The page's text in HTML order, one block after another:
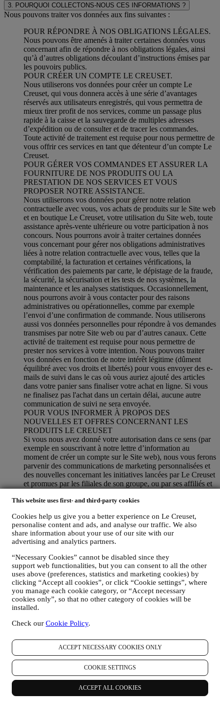
This website uses first- and third-party cookies
Cookies help us give you a better experience on Le Creuset,
personalise content and ads, and analyse our traffic. We also
share information about your use of our site with our
advertising and analytics partners.
“Necessary Cookies” cannot be disabled since they
support web functionalities, but you can consent to all the other
uses above (preferences, statistics and marketing cookies) by
clicking “Accept all cookies”, or click “Cookie settings”, where
you manage each cookie category, or “Accept necessary
cookies only”, so that no other category of cookies will be
installed.
Check our Cookie Policy.
ACCEPT NECESSARY COOKIES ONLY
COOKIE SETTINGS
ACCEPT ALL COOKIES
3. POURQUOI COLLECTONS-NOUS CES INFORMATIONS ?
Nous pouvons traiter vos données aux fins suivantes :
POUR RÉPONDRE À NOS OBLIGATIONS LÉGALES.
Nous pouvons être amenés à traiter certaines données vous
concernant afin de répondre à nos obligations légales, ainsi
qu’à d’autres obligations découlant d’instructions émises par
les pouvoirs publics.
POUR CRÉER UN COMPTE LE CREUSET.
Nous utiliserons vos données pour créer un compte Le
Creuset, qui vous donnera accès à une série d’avantages
réservés aux utilisateurs enregistrés, qui vous permettra de
mieux tirer profit de nos services, comme un passage plus
rapide à la caisse et la sauvegarde de multiples adresses
d’expédition ou de consulter et de tracer les commandes.
Toute activité de traitement est requise pour nous permettre de
vous offrir ces services en tant que détenteur d’un compte Le
Creuset.
POUR GÉRER VOS COMMANDES ET ASSURER LA
FOURNITURE DE NOS PRODUITS OU LA
PRESTATION DE NOS SERVICES ET VOUS
PROPOSER NOTRE ASSISTANCE.
Nous utiliserons vos données pour gérer notre relation
contractuelle avec vous, vos achats de produits sur le Site web
et en boutique Le Creuset, votre utilisation du Site web, toute
assistance après-vente ultérieure ou votre participation à nos
concours. Nous pourrons avoir à traiter certaines données
vous concernant pour gérer nos obligations administratives
liées à notre relation contractuelle avec vous, telles que la
comptabilité, la facturation et certaines vérifications, la
vérification des paiements par carte, le dépistage de la fraude,
la sécurité, la sécurisation et les tests de nos systèmes, la
maintenance et les analyses statistiques. Occasionnellement,
nous pourrons avoir à vous contacter pour des raisons
administratives ou opérationnelles, comme par exemple
l’envoi d’une confirmation de commande. Nous utiliserons
aussi vos données personnelles pour répondre à vos demandes
transmises par notre Site web ou par d’autres canaux. Cette
activité de traitement est requise pour nous permettre de
prester nos services à votre intention. Nous pouvons traiter
vos données en fonction de notre intérêt légitime (dûment
équilibré avec vos droits et libertés) pour vous envoyer des e-
mails de suivi dans le cas où vous auriez ajouté des articles
dans votre panier sans finaliser votre achat en ligne. Si vous
ne finalisez pas l'achat dans un certain délai, aucune autre
communication de suivi ne sera envoyée.
POUR VOUS INFORMER À PROPOS DES
NOUVELLES ET OFFRES CONCERNANT LES
PRODUITS LE CREUSET
Si vous nous avez donné votre autorisation dans ce sens (par
exemple en souscrivant à notre lettre d’information au
moment de créer un compte sur le Site web), nous vous ferons
parvenir des communications de marketing personnalisées et
des nouvelles concernant les initiatives lancées par Le Creuset
et promues par les filiales de son groupe, ou par ses affiliés et
vous contacterons par e-mail, par SMS ou par les réseaux
telles communications seront liées aux produits Le Creuset,
aux ouvertures de nouveaux magasins, aux événements
exclusifs, concours, enquêtes et démonstrations organisés par
Le Creuset ou à des offres spéciales qui pourraient vous
intéresser. Ces communications pourront être sélectionnées ou
rédigées spécialement à votre intention, sur base de données
vous concernant, telles que votre situation géographique,
l’historique de vos achats ou vos préférences en ce qui
concerne nos produits. Nous utiliserons ces données pour
mieux cerner vos centres d’intérêt. Ceci nous permettra de
personnaliser nos communications afin de les rendre plus
collectons aussi des données statistiques concernant
technologies industrielles standard pour nous aider dans le
monitoring de nos lettres d’information. Ce traitement est basé
sur votre consentement à recevoir nos communications de
marketing personnalisées. Ce choix de participation peut être
exercé lors de la collecte des informations personnelles, en
cochant la case appropriée.
Désabonnement :